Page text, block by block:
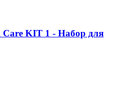
Care KIT 1 - Набор для